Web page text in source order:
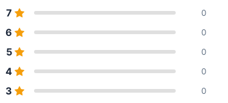
7 0
6 0
5 0
4 0
3 0